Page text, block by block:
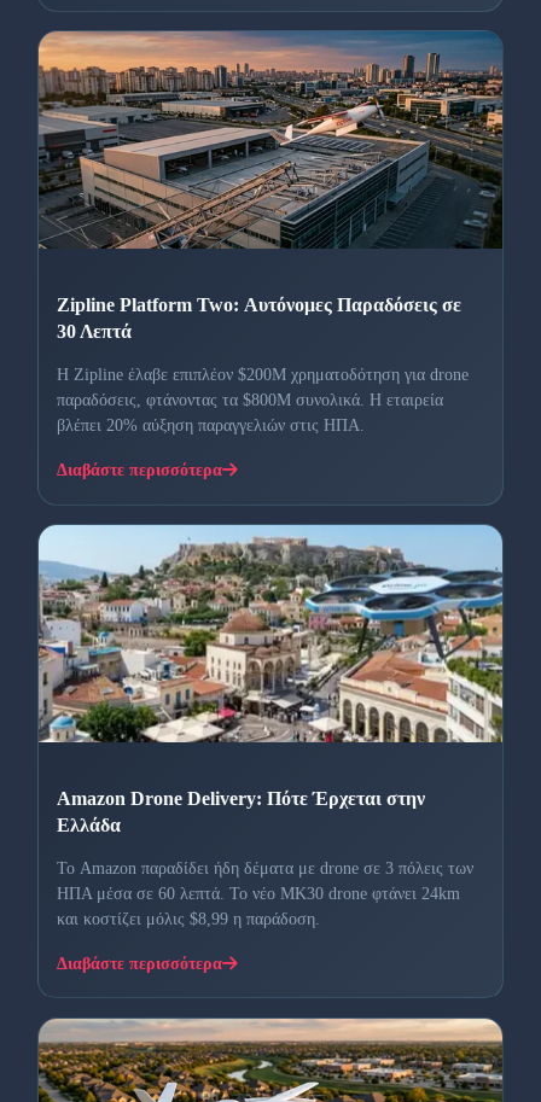
Zipline Platform Two: Αυτόνομες Παραδόσεις σε
30 Λεπτά
Η Zipline έλαβε επιπλέον $200M χρηματοδότηση για drone
παραδόσεις, φτάνοντας τα $800M συνολικά. Η εταιρεία
βλέπει 20% αύξηση παραγγελιών στις ΗΠΑ.
Διαβάστε περισσότερα
Amazon Drone Delivery: Πότε Έρχεται στην
Ελλάδα
Το Amazon παραδίδει ήδη δέματα με drone σε 3 πόλεις των
ΗΠΑ μέσα σε 60 λεπτά. Το νέο MK30 drone φτάνει 24km
και κοστίζει μόλις $8,99 η παράδοση.
Διαβάστε περισσότερα